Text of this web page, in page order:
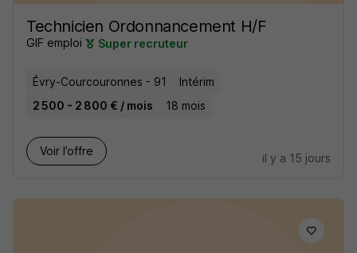
Technicien Ordonnancement H/F
GIF emploi Super recruteur
Évry-Courcouronnes - 91
Intérim
2 500 - 2 800 € / mois
18 mois
Voir l’offre
il y a 15 jours